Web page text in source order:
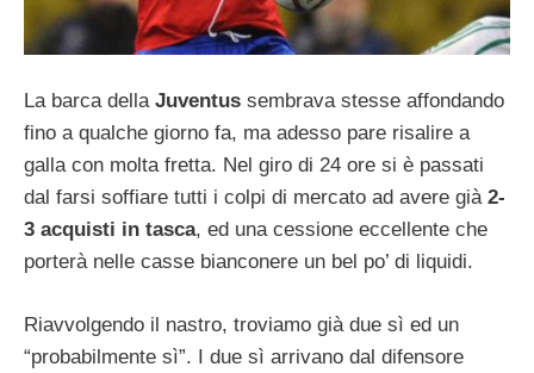
La barca della Juventus sembrava stesse affondando
fino a qualche giorno fa, ma adesso pare risalire a
galla con molta fretta. Nel giro di 24 ore si è passati
dal farsi soffiare tutti i colpi di mercato ad avere già 2-
3 acquisti in tasca, ed una cessione eccellente che
porterà nelle casse bianconere un bel po’ di liquidi.
Riavvolgendo il nastro, troviamo già due sì ed un
“probabilmente sì”. I due sì arrivano dal difensore